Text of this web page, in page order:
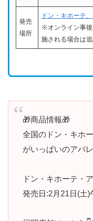
発売
場所
ドン・キホーテ
※オンライン事
施される場合は追
🎁商品情報🎁
全国のドン・キホ
がいっぱいのアパ
ドン・キホーテ・
発売日:2月21日(土)